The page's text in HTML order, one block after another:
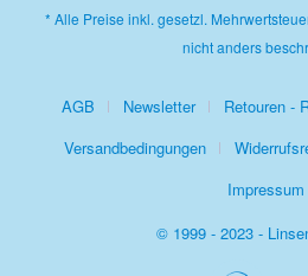
* Alle Preise inkl. gesetzl.
nicht anders
AGB Newsletter Retouren -
Versandbedingungen
Impressum
© 1999 - 2023 -